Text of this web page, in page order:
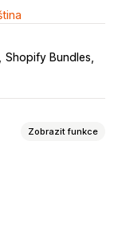
Shopify Bundles
Zobrazit funkce